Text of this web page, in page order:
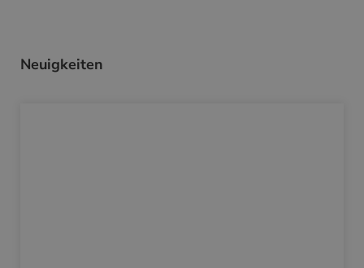
Neuigkeiten